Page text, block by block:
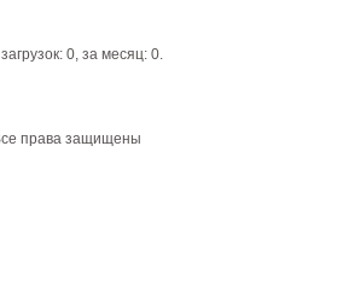
0, за месяц: 0.
права защищены